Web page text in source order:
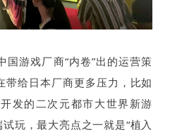
国游戏厂商“内卷”出的运营策
带给日本厂商更多压力，比如
发的二次元都市大世界新游
玩，最大亮点之一就是“植入